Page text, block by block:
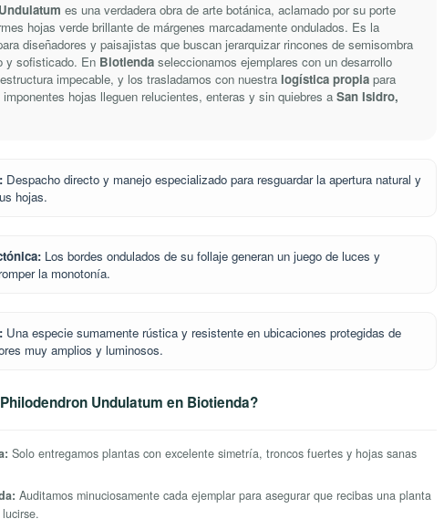
es una verdadera obra de arte botánica, aclamado por su porte
hojas verde brillante de márgenes marcadamente ondulados. Es la
diseñadores y paisajistas que buscan jerarquizar rincones de semisombra
y sofisticado. En Biotienda seleccionamos ejemplares con un desarrollo
impecable, y los trasladamos con nuestra logística propia para
hojas lleguen relucientes, enteras y sin quiebres a San Isidro,
Despacho directo y manejo especializado para resguardar la apertura natural y
hojas.
Los bordes ondulados de su follaje generan un juego de luces y
la monotonía.
Una especie sumamente rústica y resistente en ubicaciones protegidas de
muy amplios y luminosos.
Undulatum en Biotienda?
Solo entregamos plantas con excelente simetría, troncos fuertes y hojas sanas
Auditamos minuciosamente cada ejemplar para asegurar que recibas una planta